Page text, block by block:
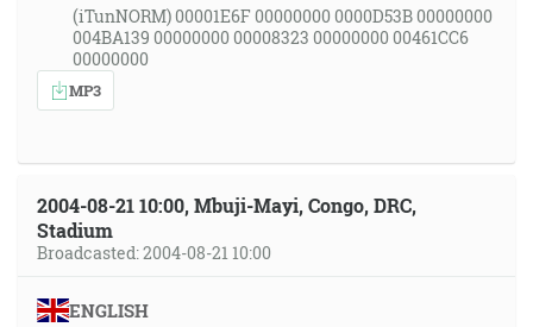
(iTunNORM) 00001E6F 00000000 0000D53B 00000000
004BA139 00000000 00008323 00000000 00461CC6
00000000
MP3
2004-08-21 10:00, Mbuji-Mayi, Congo, DRC,
Stadium
Broadcasted: 2004-08-21 10:00
ENGLISH